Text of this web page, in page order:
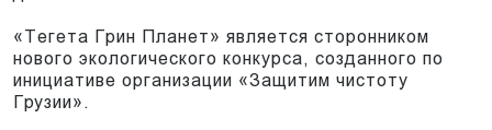
«Тегета Грин Планет» является сторонником
нового экологического конкурса, созданного по
инициативе организации «Защитим чистоту
Грузии».